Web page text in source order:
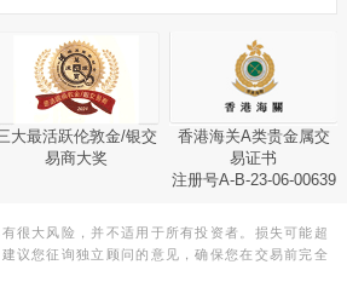
大最活跃伦敦金/银交
易商大奖
香港海关A类贵金属交
易证书
注册号A-B-23-06-00639
很大风险，并不适用于所有投资者。损失可能超
议您征询独立顾问的意见，确保您在交易前完全